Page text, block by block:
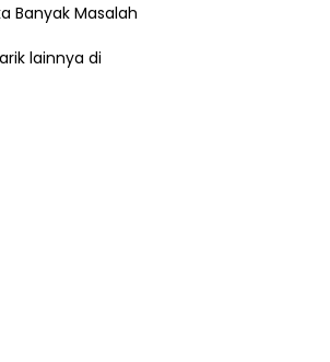
Banyak Masalah
lainnya di